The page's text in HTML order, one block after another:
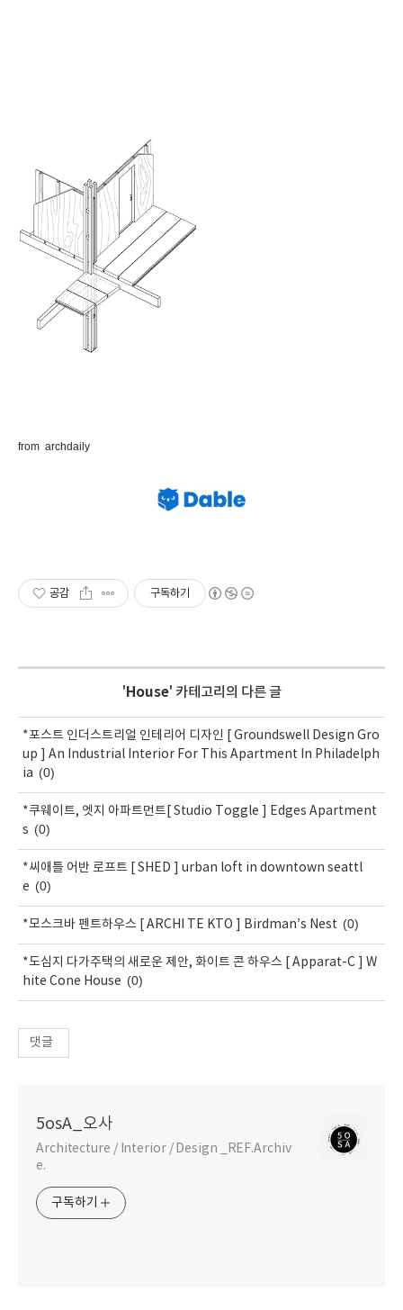
from archdaily
공감 구독하기
' House' 카테고리의 다른 글
*포스트 인더스트리얼 인테리어 디자인 [ Groundswell Design Gro
up ] An Industrial Interior For This Apartment In Philadelph
ia (0)
*쿠웨이트, 엣지 아파트먼트[ Studio Toggle ] Edges Apartment
s (0)
*씨애틀 어반 로프트 [ SHED ] urban loft in downtown seattl
e (0)
*모스크바 펜트하우스 [ ARCHI TE KTO ] Birdman’s Nest (0)
*도심지 다가주택의 새로운 제안, 화이트 콘 하우스 [ Apparat-C ] W
hite Cone House (0)
댓글
5osA_오사
Architecture / Interior / Design _REF.Archiv
e.
구독하기